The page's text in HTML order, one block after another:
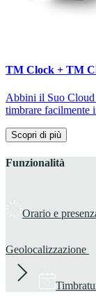
TM Clock + TM
Abbini il Suo Cloud
timbrare facilmente
Scopri di più
Funzionalità
Orario e
Geolocalizzazione